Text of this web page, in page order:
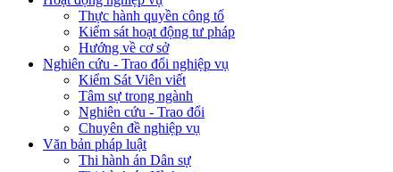
Thực hành quyền công tố
Kiểm sát hoạt động tư pháp
Hướng về cơ sở
Nghiên cứu - Trao đổi nghiệp vụ
Kiểm Sát Viên viết
Tâm sự trong ngành
Nghiên cứu - Trao đổi
Chuyên đề nghiệp vụ
Văn bản pháp luật
Thi hành án Dân sự